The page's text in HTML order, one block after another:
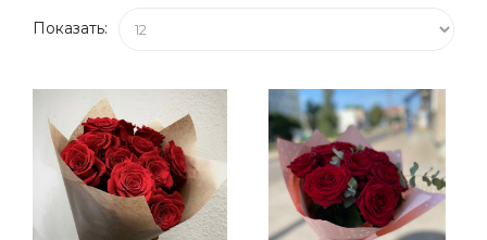
Показать: